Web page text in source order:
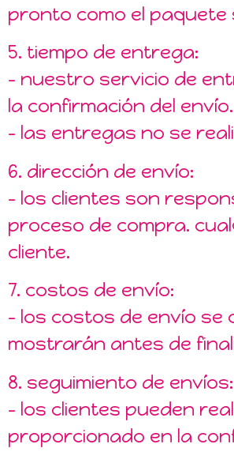
pronto como el paquete
5. tiempo de entrega:
– nuestro servicio de
la confirmación del envío.
– las entregas no se
6. dirección de envío:
– los clientes son
proceso de compra.
cliente.
7. costos de envío:
– los costos de envío
mostrarán antes de
8. seguimiento de envíos:
– los clientes pueden
proporcionado en la